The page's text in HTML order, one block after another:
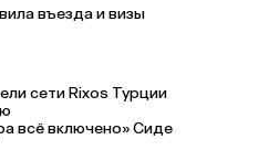
въезда и визы
сети Rixos Турции
всё включено» Сиде